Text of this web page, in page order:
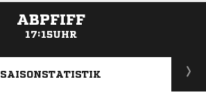
ABPFIFF
17:15UHR
ANZEIGE
SAISONSTATISTIK